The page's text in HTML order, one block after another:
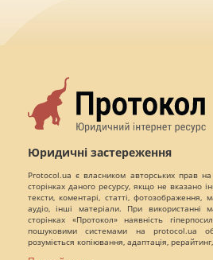
Юридичні застереження
Protocol.ua є власником авторських прав
сторінках даного ресурсу, якщо не вказано
тексти, коментарі, статті, фотозображення,
аудіо, інші матеріали. При використанні
сторінках «Протокол» наявність
пошуковими системами на protocol.ua
розуміється копіювання, адаптація,